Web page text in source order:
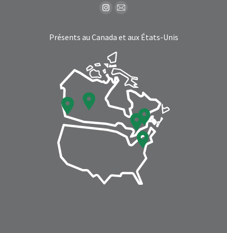
Instagram
opens
in
new
window
Mail
opens
window
Présents au Canada et aux États-Unis